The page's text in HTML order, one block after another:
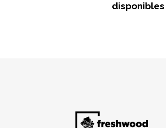
disponibles